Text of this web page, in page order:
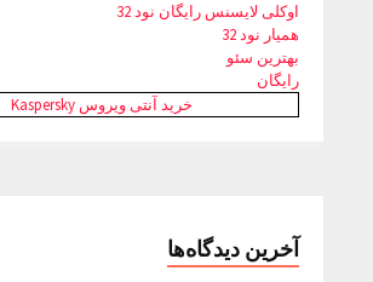
اوکلی لایسنس رایگان نود 32
همیار نود 32
بهترین سئو
رایگان
خرید آنتی ویروس Kaspersky
آخرین دیدگاه‌ها